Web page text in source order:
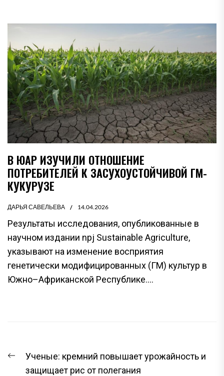
В ЮАР ИЗУЧИЛИ ОТНОШЕНИЕ
ПОТРЕБИТЕЛЕЙ К ЗАСУХОУСТОЙЧИВОЙ ГМ-
КУКУРУЗЕ
ДАРЬЯ САВЕЛЬЕВА 14.04.2026
Результаты исследования, опубликованные в
научном издании npj Sustainable Agriculture,
указывают на изменение восприятия
генетически модифицированных (ГМ) культур в
Южно–Африканской Республике....
ПО
Предыдущая
запись:
Ученые: кремний повышает урожайность и
защищает рис от полегания